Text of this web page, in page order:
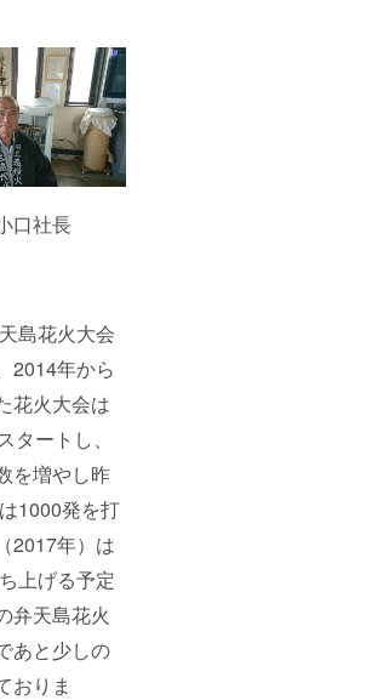
口社長
島花火大会
2014年から
花火大会は
タートし、
を増やし昨
1000発を打
2017年）は
上げる予定
弁天島花火
あと少しの
おりま